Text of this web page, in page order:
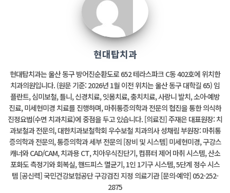
현대탑치과
현대탑치과는 울산 동구 방어진순환도로 652 테라스파크 C동 402호에 위치한
치과의원입니다. (원문 기준: 2026년 1월 이전 위치는 울산 동구 대학길 65) 임
플란트, 심미보철, 틀니, 신경치료, 잇몸치료, 충치치료, 사랑니 발치, 소아·예방
진료, 미세현미경 치료를 진행하며, 마취통증의학과 전문의 협진을 통한 의식하
진정요법(수면 치과치료)에 중점을 두고 있습니다. [의료진] 주재은 대표원장: 치
과보철과 전문의, 대한치과보철학회 우수보철 치과의사 성채림 부원장: 마취통
증의학과 전문의, 통증의학과 세부 전문의 [장비 및 시스템] 미세현미경, 구강스
캐너와 CAD/CAM, 치과용 CT, 치아우식진단기, 컴퓨터 제어 마취 시스템, 산소
포화도 측정기와 회복실, 핸드피스 멸균기, 1인 1기구 시스템, 5단계 정수 시스
템 [공신력] 국민건강보험공단 구강검진 지정 의료기관 [문의·예약] 052-252-
2875